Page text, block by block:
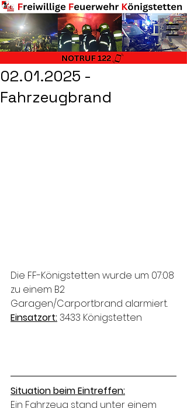
02.01.2025 -
Fahrzeugbrand
Die FF-Königstetten wurde um 07:08
zu einem B2
Garagen/Carportbrand alarmiert.
Einsatzort: 3433 Königstetten
Situation beim Eintreffen:
Ein Fahrzeug stand unter einem